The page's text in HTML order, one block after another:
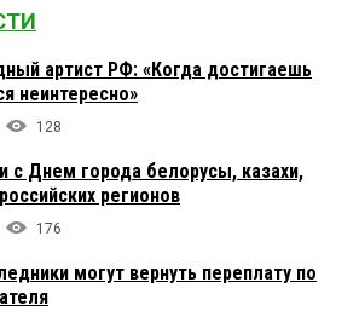
артист РФ: «Когда достигаешь
неинтересно»
128
с Днем города белорусы, казахи,
регионов
176
могут вернуть переплату по